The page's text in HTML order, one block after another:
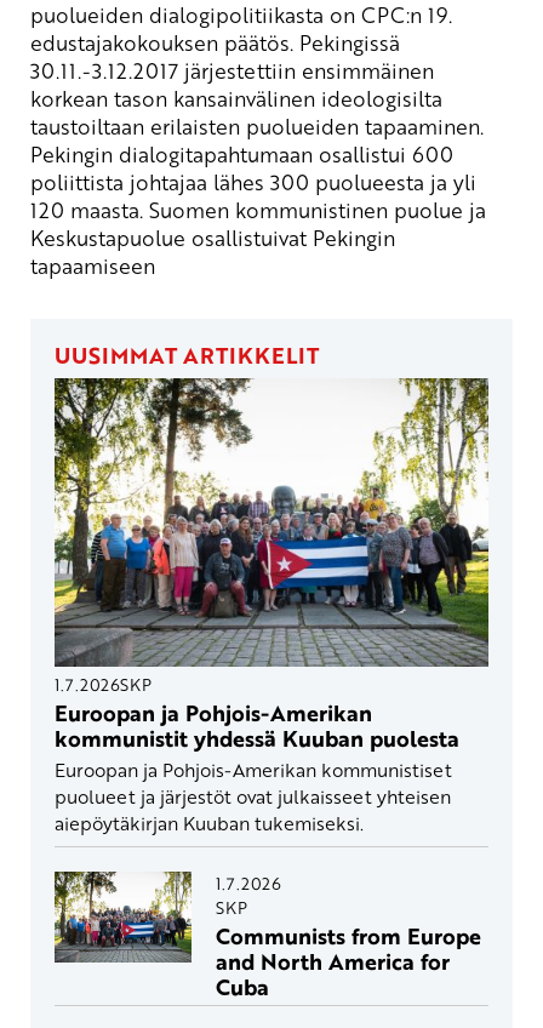
puolueiden dialogipolitiikasta on CPC:n 19.
edustajakokouksen päätös. Pekingissä
30.11.-3.12.2017 järjestettiin ensimmäinen
korkean tason kansainvälinen ideologisilta
taustoiltaan erilaisten puolueiden tapaaminen.
Pekingin dialogitapahtumaan osallistui 600
poliittista johtajaa lähes 300 puolueesta ja yli
120 maasta. Suomen kommunistinen puolue ja
Keskustapuolue osallistuivat Pekingin
tapaamiseen
UUSIMMAT ARTIKKELIT
1.7.2026SKP
Euroopan ja Pohjois-Amerikan
kommunistit yhdessä Kuuban puolesta
Euroopan ja Pohjois-Amerikan kommunistiset
puolueet ja järjestöt ovat julkaisseet yhteisen
aiepöytäkirjan Kuuban tukemiseksi.
1.7.2026
SKP
Communists from Europe
and North America for
Cuba